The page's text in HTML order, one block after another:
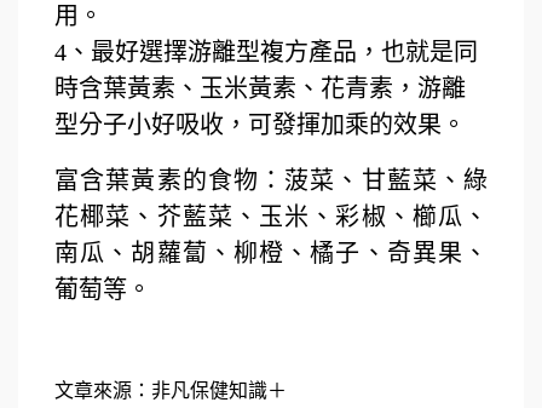
用。
4 、最好選擇游離型複方產品，也就是同
時含葉黃素、玉米黃素、花青素， 游離
型分子小好吸收， 可發揮加乘的效果。
富含葉黃素的食物：菠菜、甘藍菜、綠
花椰菜、芥藍菜、玉米、彩椒、櫛瓜、
南瓜、胡蘿蔔、柳橙、橘子、奇異果、
葡萄等。
文章來源：非凡保健知識＋